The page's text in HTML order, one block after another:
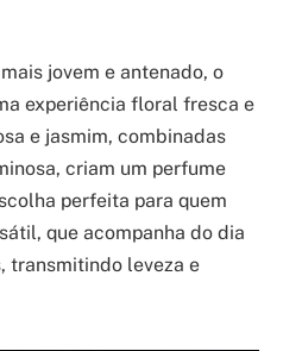
jovem e antenado, o
experiência floral fresca e
e jasmim, combinadas
criam um perfume
perfeita para quem
que acompanha do dia
transmitindo leveza e